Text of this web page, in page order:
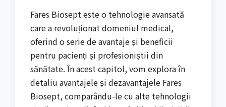
Fares Biosept este o tehnologie avansată
care a revoluționat domeniul medical,
oferind o serie de avantaje și beneficii
pentru pacienți și profesioniștii din
sănătate. În acest capitol, vom explora în
detaliu avantajele și dezavantajele Fares
Biosept, comparându-le cu alte tehnologii